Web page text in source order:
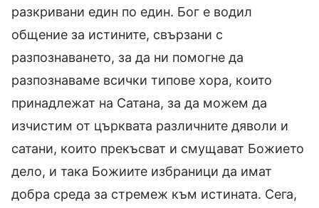
разкривани един по един. Бог е водил
общение за истините, свързани с
разпознаването, за да ни помогне да
разпознаваме всички типове хора, които
принадлежат на Сатана, за да можем да
изчистим от църквата различните дяволи и
сатани, които прекъсват и смущават Божието
дело, и така Божиите избраници да имат
добра среда за стремеж към истината. Сега,